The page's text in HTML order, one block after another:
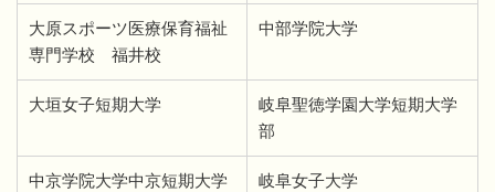
大原スポーツ医療保育福祉
専門学校 福井校
中部学院大学
大垣女子短期大学
岐阜聖徳学園大学短期大学
部
中京学院大学中京短期大学
岐阜女子大学